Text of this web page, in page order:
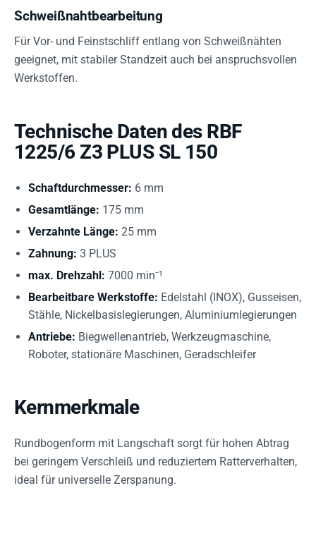
Schweißnahtbearbeitung
Für Vor- und Feinstschliff entlang von Schweißnähten
geeignet, mit stabiler Standzeit auch bei anspruchsvollen
Werkstoffen.
Technische Daten des RBF
1225/6 Z3 PLUS SL 150
Schaftdurchmesser: 6 mm
Gesamtlänge: 175 mm
Verzahnte Länge: 25 mm
Zahnung: 3 PLUS
max. Drehzahl: 7000 min⁻¹
Bearbeitbare Werkstoffe: Edelstahl (INOX), Gusseisen,
Stähle, Nickelbasislegierungen, Aluminiumlegierungen
Antriebe: Biegwellenantrieb, Werkzeugmaschine,
Roboter, stationäre Maschinen, Geradschleifer
Kernmerkmale
Rundbogenform mit Langschaft sorgt für hohen Abtrag
bei geringem Verschleiß und reduziertem Ratterverhalten,
ideal für universelle Zerspanung.